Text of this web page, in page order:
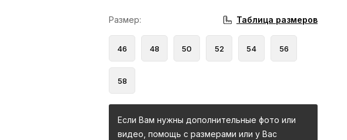
Размер: Таблица размеров
46 48 50 52 54 56
58
Если Вам нужны дополнительные фото или
видео, помощь с размерами или у Вас